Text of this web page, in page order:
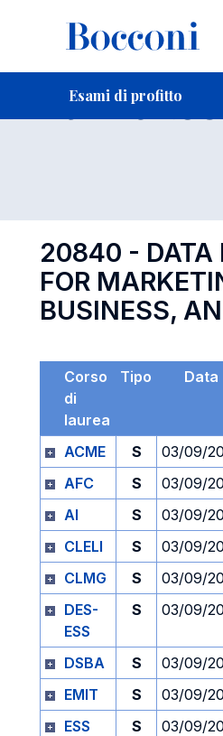
Esami di profitto
Esame
20840 - DATA
FOR
BUSINESS,
Corso
di
laurea
Tipo Data
ACME S 03/09/
AFC
S 03/09/
AI
S 03/09/
CLELI
S 03/09/
CLMG
S 03/09/
DES-
ESS
S 03/09/
DSBA S 03/09/
EMIT
S 03/09/
ESS
S 03/09/